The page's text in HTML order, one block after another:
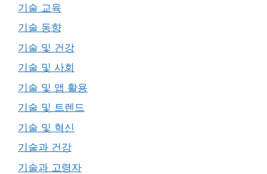
기술 교육
기술 동향
기술 및 건강
기술 및 사회
기술 및 앱 활용
기술 및 트렌드
기술 및 혁신
기술과 건강
기술과 고령자